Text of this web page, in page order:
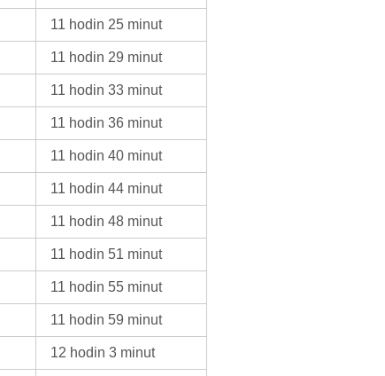
11 hodin 25 minut
11 hodin 29 minut
11 hodin 33 minut
11 hodin 36 minut
11 hodin 40 minut
11 hodin 44 minut
11 hodin 48 minut
11 hodin 51 minut
11 hodin 55 minut
11 hodin 59 minut
12 hodin 3 minut